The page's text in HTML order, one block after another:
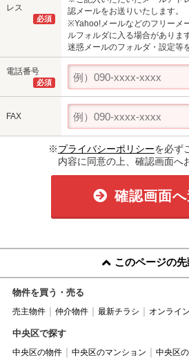
レス
必須
認メールをお送りいたします。
※Yahoo!メールなどのフリーメ
ルフォルダに入る場合があります
迷惑メールのフォルダ・設定等
電話番号
必須
FAX
※プライバシーポリシーを必ず
内容に同意の上、確認画面へ
確認画面
このページの先
物件を買う・売る
売主物件 仲介物件 最新チラシ オンライ
中央区で探す
中央区の物件 中央区のマンション
中央区